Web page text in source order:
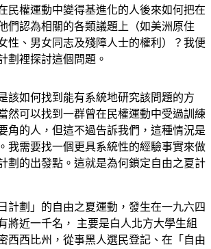
民權運動中變得基進化的人後來如何把在
們認為相關的各類議題上（如美洲原住
性、男女同志及殘障人士的權利）？我便
劃裡探討這個問題。
該如何找到能有系統地研究該問題的方
然可以找到一群曾在民權運動中受過訓練
角的人，但這不過告訴我們，這種情況是
我需要找一個更具系統性的經驗事實來做
劃的出發點。這就是為何鎖定自由之夏計
計劃」的自由之夏運動，發生在一九六四
將近一千名， 主要是白人北方大學生組
西西比州，從事黑人選民登記、在「自由